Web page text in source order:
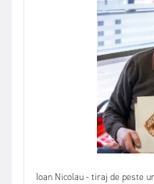
Ioan Nicolau - tiraj de peste